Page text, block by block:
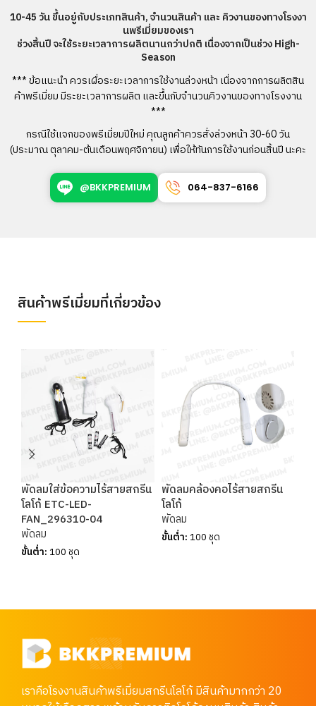
10-45 วัน ขึ้นอยู่กับประเภทสินค้า, จำนวนสินค้า และ คิวงานของทางโรงงา
นพรีเมี่ยมของเรา
ช่วงสิ้นปี จะใช้ระยะเวลาการผลิตนานกว่าปกติ เนื่องจากเป็นช่วง High-
Season
*** ข้อแนะนำ ควรเผื่อระยะเวลาการใช้งานล่วงหน้า เนื่องจากการผลิตสิน
ค้าพรีเมี่ยม มีระยะเวลาการผลิต และขึ้นกับจำนวนคิวงานของทางโรงงาน
***
กรณีใช้แจกของพรีเมี่ยมปีใหม่ คุณลูกค้าควรสั่งล่วงหน้า 30-60 วัน
(ประมาณ ตุลาคม-ต้นเดือนพฤศจิกายน) เพื่อให้ทันการใช้งานก่อนสิ้นปี นะคะ
@BKKPREMIUM 064-837-6166
สินค้าพรีเมี่ยมที่เกี่ยวข้อง
พัดลมใส่ข้อความไร้สายสกรีน
โลโก้ ETC-LED-
FAN_296310-04
พัดลม
ขั้นต่ำ: 100 ชุด
พัดลมคล้องคอไร้สายสกรีน
โลโก้
พัดลม
ขั้นต่ำ: 100 ชุด
เราคือโรงงานสินค้าพรีเมี่ยมสกรีนโลโก้ มีสินค้ามากกว่า 20